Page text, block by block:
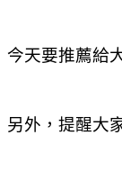
今天要推薦給
另外，提醒大